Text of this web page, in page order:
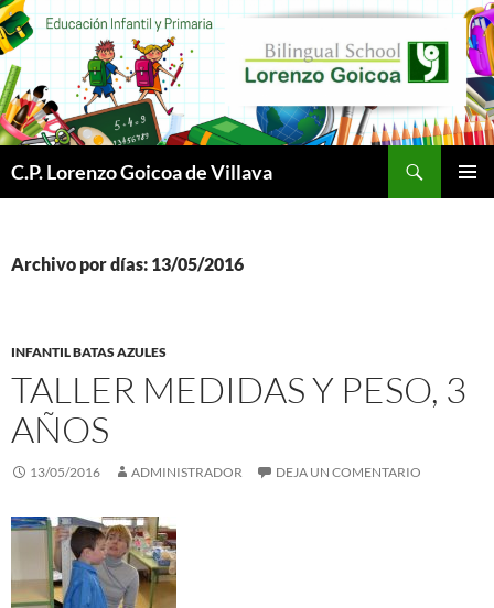
C.P. Lorenzo Goicoa de Villava
Archivo por días: 13/05/2016
INFANTIL BATAS AZULES
TALLER MEDIDAS Y PESO, 3
AÑOS
13/05/2016 ADMINISTRADOR DEJA UN COMENTARIO